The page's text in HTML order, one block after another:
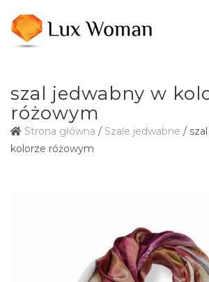
szal jedwabny w
różowym
Strona główna / Szale jedwabne /
kolorze różowym